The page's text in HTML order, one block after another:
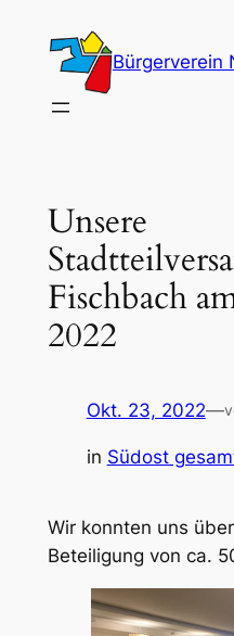
Inhalt
springen
Bürgerverein
Unsere
Fischbach
2022
Okt. 23, 2022—
in Südost
Wir konnten uns
Beteiligung von ca.